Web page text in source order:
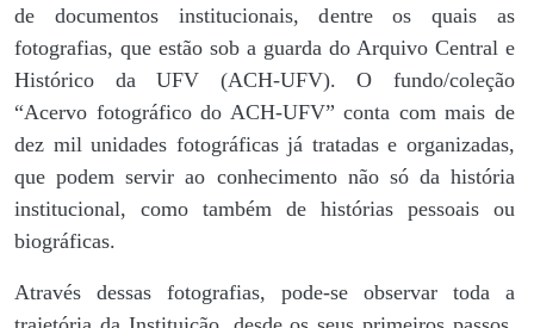
de documentos institucionais, dentre os quais as
fotografias, que estão sob a guarda do Arquivo Central e
Histórico da UFV (ACH-UFV). O fundo/coleção
“Acervo fotográfico do ACH-UFV” conta com mais de
dez mil unidades fotográficas já tratadas e organizadas,
que podem servir ao conhecimento não só da história
institucional, como também de histórias pessoais ou
biográficas.
Através dessas fotografias, pode-se observar toda a